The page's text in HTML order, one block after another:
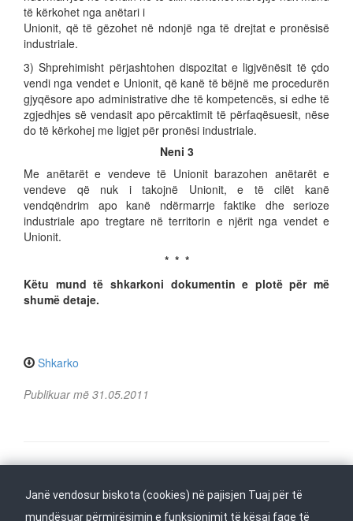
të kërkohet nga anëtari i
Unionit, që të gëzohet në ndonjë nga të drejtat e pronësisë
industriale.
3) Shprehimisht përjashtohen dispozitat e ligjvënësit të çdo
vendi nga vendet e Unionit, që kanë të bëjnë me procedurën
gjyqësore apo administrative dhe të kompetencës, si edhe të
zgjedhjes së vendasit apo përcaktimit të përfaqësuesit, nëse
do të kërkohej me ligjet për pronësi industriale.
Neni 3
Me anëtarët e vendeve të Unionit barazohen anëtarët e
vendeve që nuk i takojnë Unionit, e të cilët kanë
vendqëndrim apo kanë ndërmarrje faktike dhe serioze
industriale apo tregtare në territorin e njërit nga vendet e
Unionit.
* * *
Këtu mund të shkarkoni dokumentin e plotë për më
shumë detaje.
Shkarko
Publikuar më 31.05.2011
Kthehu në fillim Na ndiqni në
Janë vendosur biskota (cookies) në pajisjen Tuaj për të
mundësuar përmirësimin e funksionimit të kësaj faqe të